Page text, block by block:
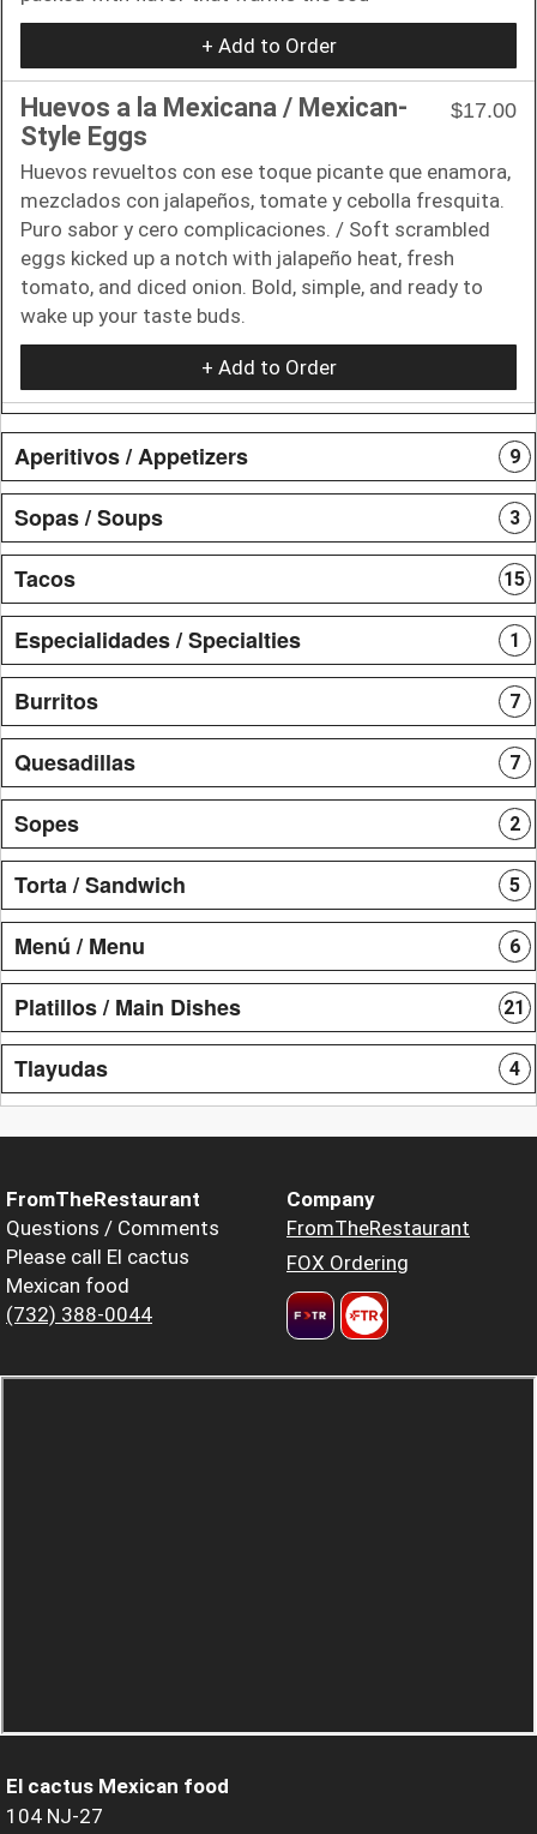
+ Add to Order
Huevos a la Mexicana / Mexican-
Style Eggs
$17.00
Huevos revueltos con ese toque picante que enamora,
mezclados con jalapeños, tomate y cebolla fresquita.
Puro sabor y cero complicaciones. / Soft scrambled
eggs kicked up a notch with jalapeño heat, fresh
tomato, and diced onion. Bold, simple, and ready to
wake up your taste buds.
+ Add to Order
Aperitivos / Appetizers 9
Sopas / Soups 3
Tacos 15
Especialidades / Specialties 1
Burritos 7
Quesadillas 7
Sopes 2
Torta / Sandwich 5
Menú / Menu 6
Platillos / Main Dishes 21
Tlayudas 4
FromTheRestaurant
Questions / Comments
Please call El cactus
Mexican food
(732) 388-0044
Company
FromTheRestaurant
FOX Ordering
El cactus Mexican food
104 NJ-27